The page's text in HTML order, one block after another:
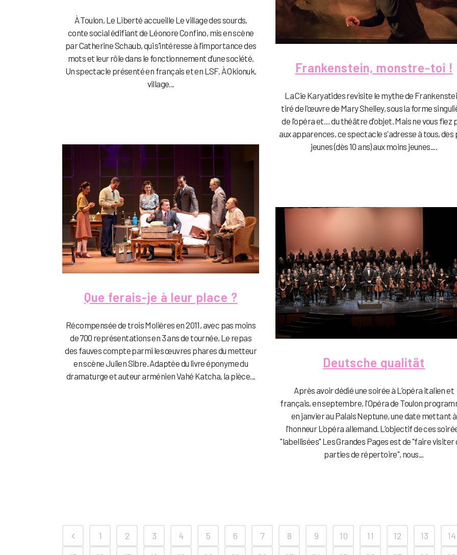
À Toulon, Le Liberté accueille Le village des sourds,
conte social édifiant de Léonore Confino, mis en scène
par Catherine Schaub, qui s’intéresse à l’importance des
mots et leur rôle dans le fonctionnement d’une société.
Un spectacle présenté en français et en LSF. À Okionuk,
village...
Frankenstein, monstre-toi !
La Cie Karyatides revisite le mythe de
tiré de l'œuvre de Mary Shelley, sous la forme
de l'opéra et… du théâtre d'objet. Mais ne vous fiez
aux apparences, ce spectacle s'adresse à tous, des
jeunes (dès 10 ans) aux moins jeunes....
Que ferais-je à leur place ?
Récompensée de trois Molières en 2011, avec pas moins
de 700 représentations en 3 ans de tournée, Le repas
des fauves compte parmi les œuvres phares du metteur
en scène Julien Sibre. Adaptée du livre éponyme du
dramaturge et auteur arménien Vahé Katcha, la pièce...
Deutsche qualität
Après avoir dédié une soirée à L’opéra italien et
français, en septembre, l'Opéra de Toulon
en janvier au Palais Neptune, une date mettant à
l'honneur L’opéra allemand. L’objectif de ces
"labellisées" Les Grandes Pages est de "faire visiter
parties de répertoire", nous...
1 2 3 4 5 6 7 8 9 10 11 12 13
14